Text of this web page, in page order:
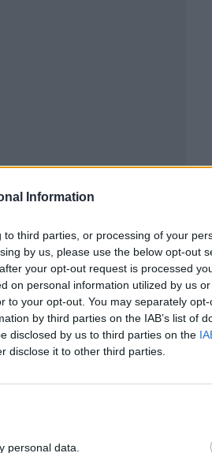
Information
third parties, or processing of your
by us, please use the below opt-out
your opt-out request is processed
on personal information utilized by us
to your opt-out. You may separately
by third parties on the IAB’s list of
disclosed by us to third parties on the
disclose it to other third parties.
personal data.
la intensidad y la
Además, todos los